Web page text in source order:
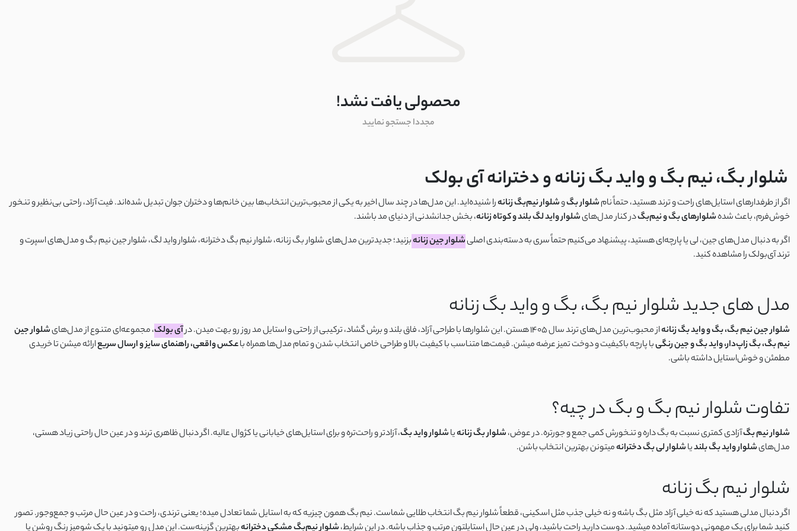
تترون
کراش
نخ و پنبه
بیسکویتی
غواصی
نچرال
لینن کنفی
ابروبادی
محصولی یافت نشد!
مجددا جستجو نمایید
شلوار بگ، نیم بگ و واید بگ زنانه و دخترانه آی بولک
اگر از طرفدارهای استایل‌های راحت و ترند هستید، حتماً نامشلوار بگوشلوار نیم‌بگ زنانهرا شنیده‌اید. این مدل‌ها در چند سال اخیر به یکی از محبوب‌ترین انتخاب‌ها بین خانم‌ها و دختران جوان تبدیل شده‌اند. فیت آزاد، راحتی بی‌نظیر و تنخور
خوش‌فرم، باعث شدهشلوارهای بگ و نیم‌بگدر کنار مدل‌هایشلوار واید لگ بلند و کوتاه زنانه، بخش جدانشدنی از دنیای مد باشند.
اگر به دنبال مدل‌های جین، لی یا پارچه‌ای هستید، پیشنهاد می‌کنیم حتماً سری به دسته‌بندی اصلیشلوار جین زنانهبزنید؛ جدیدترین مدل‌های شلوار بگ زنانه، شلوار نیم بگ دخترانه، شلوار واید لگ، شلوار جین نیم بگ و مدل‌های اسپرت و
ترند آی‌بولک را مشاهده کنید.
مدل های جدید شلوار نیم بگ، بگ و واید بگ زنانه
شلوار جین نیم بگ، بگ و واید بگ زنانهاز محبوب‌ترین مدل‌های ترند سال ۱۴۰۵ هستن. این شلوارها با طراحی آزاد، فاق بلند و برش گشاد، ترکیبی از راحتی و استایل مد روز رو بهت میدن. در آی بولک، مجموعه‌ای متنوع از مدل‌هایشلوار جین
نیم بگ، بگ زاپ‌دار، واید بگ و جین رنگیبا پارچه باکیفیت و دوخت تمیز عرضه میشن. قیمت‌ها متناسب با کیفیت بالا و طراحی خاص انتخاب شدن و تمام مدل‌ها همراه باعکس واقعی، راهنمای سایز و ارسال سریعارائه میشن تا خریدی
مطمئن و خوش‌استایل داشته باشی.
تفاوت شلوار نیم بگ و بگ در چیه؟
شلوار نیم بگآزادی کمتری نسبت به بگ داره و تنخورش کمی جمع‌ و جورتره. در عوض،شلوار بگ زنانهیاشلوار واید بگ، آزادتر و راحت‌تره و برای استایل‌های خیابانی یا کژوال عالیه. اگر دنبال ظاهری ترند و در عین حال راحتی زیاد هستی،
مدل‌هایشلوار واید بگ بلندیاشلوار لی بگ دخترانهمیتونن بهترین انتخاب باشن.
شلوار نیم‌ بگ زنانه
اگر دنبال مدلی هستید که نه خیلی آزاد مثل بگ باشه و نه خیلی جذب مثل اسکینی، قطعاً شلوار نیم‌ بگ انتخاب طلایی شماست. نیم‌ بگ همون چیزیه که به استایل شما تعادل میده؛ یعنی ترندی، راحت و در عین حال مرتب و جمع‌وجور. تصور
کنید شما برای یک مهمونی دوستانه آماده میشید. دوست دارید راحت باشید، ولی در عین حال استایلتون مرتب و جذاب باشه. در این شرایط،شلوار نیم‌بگ مشکی دخترانهبهترین گزینه‌ست. این مدل رو میتونید با یک شومیز رنگ روشن یا